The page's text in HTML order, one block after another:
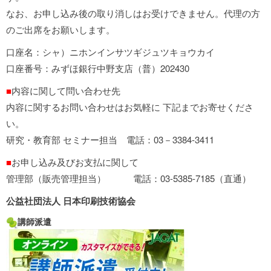
なお、お申し込み後の取り消しはお受けできません。代理の方
のご出席をお願いします。
口座名：シャ）ニホンインサツギジュツキョウカイ
口座番号：みずほ銀行中野支店（普）202430
■内容に関して問い合わせ先
内容に関するお問い合わせはお気軽に 下記までお寄せくださ
い。
研究・教育部 セミナー担当 電話：03－3384-3411
■お申し込み及びお支払に関して
管理部（販売管理担当） 電話：03-5385-7185（直通）
公益社団法人 日本印刷技術協会
講師派遣